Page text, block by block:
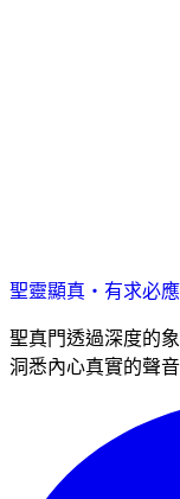
聖靈顯真・有求必應
聖真門透過深度的
洞悉內心真實的聲